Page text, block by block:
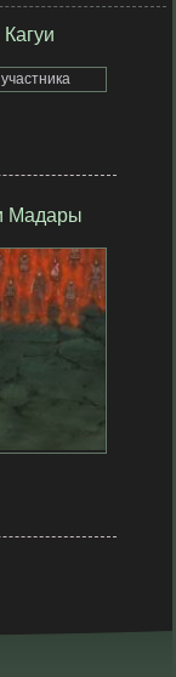
Мадары